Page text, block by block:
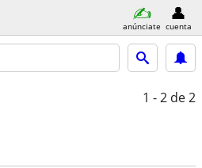
anúnciate cuenta
1 - 2 de 2